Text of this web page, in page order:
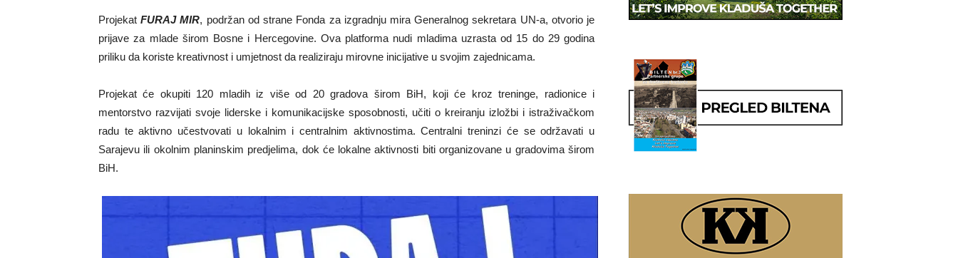
ProjekatFURAJ MIR, podržan od strane Fonda za izgradnju mira Generalnog sekretara UN-a, otvorio je
prijave za mlade širom Bosne i Hercegovine. Ova platforma nudi mladima uzrasta od 15 do 29 godina
priliku da koriste kreativnost i umjetnost da realiziraju mirovne inicijative u svojim zajednicama.
Projekat će okupiti 120 mladih iz više od 20 gradova širom BiH, koji će kroz treninge, radionice i
mentorstvo razvijati svoje liderske i komunikacijske sposobnosti, učiti o kreiranju izložbi i istraživačkom
radu te aktivno učestvovati u lokalnim i centralnim aktivnostima. Centralni treninzi će se održavati u
Sarajevu ili okolnim planinskim predjelima, dok će lokalne aktivnosti biti organizovane u gradovima širom
BiH.